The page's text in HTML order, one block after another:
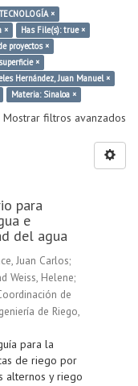
×
×
Has File(s): true ×
proyectos ×
×
Hernández, Juan Manuel ×
Materia: Sinaloa ×
Mostrar filtros avanzados
para
e
del agua
Juan Carlos;
Weiss, Helene;
de
de Riego,
para la
de riego por
alternos y riego